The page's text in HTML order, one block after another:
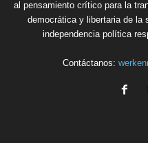
al pensamiento crítico para la
democrática y libertaria de la
independencia política
Contáctanos: